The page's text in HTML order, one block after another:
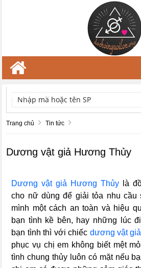
TÌM KIẾM
Trang chủ Tin tức
Dương vật giả Hương Thủy
Dương vật giả Hương Thủy là
cho nữ dùng để giải tỏa nhu cầu
mình một cách an toàn và hiệu
bạn tình kề bên, hay những lúc
bạn tình thì với chiếc dương vật giả
phục vụ chị em không biết mệt
tình chung thủy luôn có mặt nếu